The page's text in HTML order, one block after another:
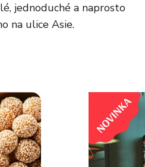
jednoduché a naprosto
na ulice Asie.